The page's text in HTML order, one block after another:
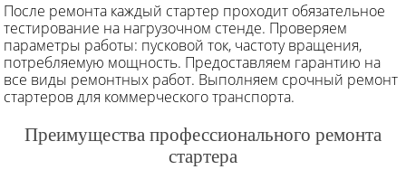
После ремонта каждый стартер проходит обязательное
тестирование на нагрузочном стенде. Проверяем
параметры работы: пусковой ток, частоту вращения,
потребляемую мощность. Предоставляем гарантию на
все виды ремонтных работ. Выполняем срочный ремонт
стартеров для коммерческого транспорта.
Преимущества профессионального ремонта
стартера